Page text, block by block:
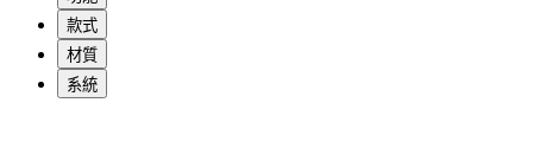
款式
材質
系統